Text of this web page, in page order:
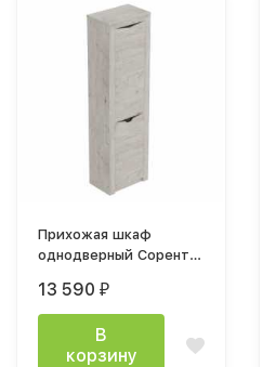
Прихожая шкаф
однодверный Соренто
бонифаций
13 590 ₽
В
корзину